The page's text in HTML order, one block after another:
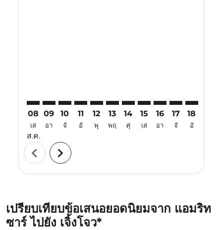
08
เส
ส.ค.
09
อา
10
จั
11
อั
12
พุ
13
พฤ
14
ศุ
15
เส
16
อา
17
จั
18
อั
chevron_left chevron_right
เปรียบเทียบข้อเสนอยอดนิยมจาก แอมริท
ซาร์ ไปยัง เจิ้งโจว*